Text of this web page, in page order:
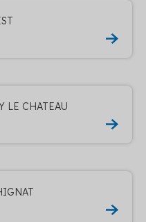
LE CHATEAU